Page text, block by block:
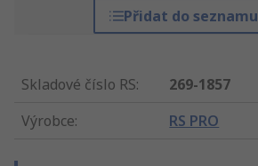
Přidat do
Skladové číslo RS:
269-1857
Výrobce: RS PRO